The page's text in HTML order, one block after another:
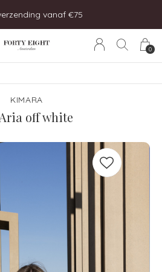
0
vanaf €75
KIMARA
off white